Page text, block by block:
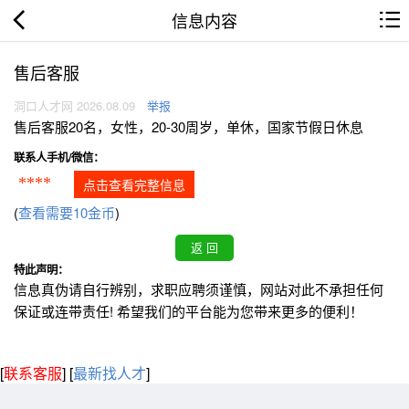
信息内容
售后客服
洞口人才网 2026.08.09 举报
售后客服20名，女性，20-30周岁，单休，国家节假日休息
联系人手机/微信：
**** 点击查看完整信息
(查看需要10金币)
特此声明：
信息真伪请自行辨别，求职应聘须谨慎，网站对此不承担任何
保证或连带责任! 希望我们的平台能为您带来更多的便利！
[联系客服] [最新找人才]